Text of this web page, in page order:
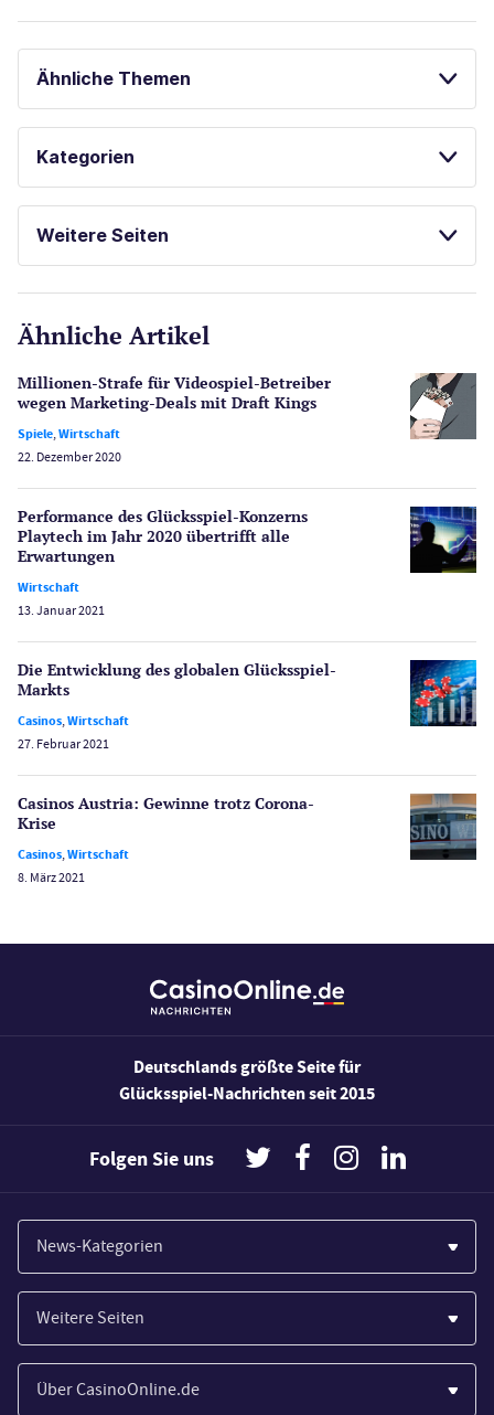
Ähnliche Themen
GLÜCKSSPIEL ONLINE
Kategorien
Gesetzgebung
Lotterie
Poker
Schlagzeilen
Spiele
Spielerschutz
Sport
Wetten
Wirtschaft
Weitere Seiten
CasinoOnline.de
PayPal Casinos
Merkur Casinos
Spielautomaten
Casino Testberichte
Bonus Ohne Einzahlung
Ähnliche Artikel
Millionen-Strafe für Videospiel-Betreiber
wegen Marketing-Deals mit Draft Kings
Spiele,Wirtschaft
22. Dezember 2020
Performance des Glücksspiel-Konzerns
Playtech im Jahr 2020 übertrifft alle
Erwartungen
Wirtschaft
13. Januar 2021
Die Entwicklung des globalen Glücksspiel-
Markts
Casinos,Wirtschaft
27. Februar 2021
Casinos Austria: Gewinne trotz Corona-
Krise
Casinos,Wirtschaft
8. März 2021
Deutschlands größte Seite für
Glücksspiel-Nachrichten seit 2015
Folgen Sie uns
News-Kategorien
Casinos
Wirtschaft
Spiele
Weitere Seiten
Paypal Casinos
Über CasinoOnline.de